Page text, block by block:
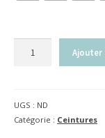
Ajouter
UGS : ND
Catégorie : Ceintures